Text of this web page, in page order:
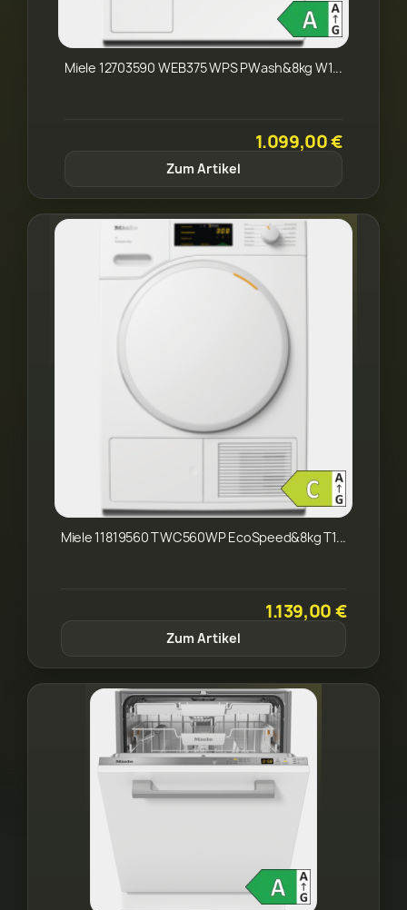
Miele 12703590 WEB375 WPS PWash&8kg W1...
1.099,00 €
Zum Artikel
Miele 11819560 TWC560WP EcoSpeed&8kg T1...
1.139,00 €
Zum Artikel